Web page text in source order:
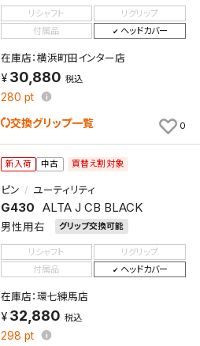
リシャフト
リグリップ
付属品
ヘッドカバー
在庫店：横浜町田インター店
30,880 税込
280 pt
交換グリップ一覧 0
新入荷 中古 買替え割対象
ピン ユーティリティ
G430 ALTA J CB BLACK
男性用右 グリップ交換可能
リシャフト
リグリップ
付属品
ヘッドカバー
在庫店：環七練馬店
32,880 税込
298 pt